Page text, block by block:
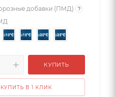
добавки (ПМД) ?
КУПИТЬ
КУПИТЬ В 1 КЛИК